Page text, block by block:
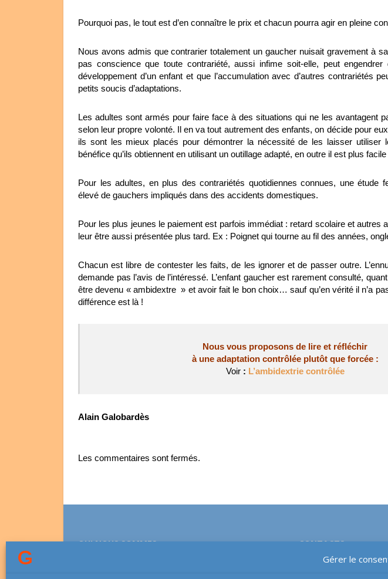
Gérer le
Pourquoi pas, le tout est d’en connaître le prix et chacun pourra agir en pleine
Nous avons admis que contrarier totalement un gaucher nuisait gravement à
pas conscience que toute contrariété, aussi infime soit-elle, peut
développement d’un enfant et que l’accumulation avec d’autres contrariétés
petits soucis d’adaptations.
Les adultes sont armés pour faire face à des situations qui ne les avantagent
selon leur propre volonté. Il en va tout autrement des enfants, on décide pour
ils sont les mieux placés pour démontrer la nécessité de les laisser utiliser
bénéfice qu’ils obtiennent en utilisant un outillage adapté, en outre il est plus
Pour les adultes, en plus des contrariétés quotidiennes connues, une étude
élevé de gauchers impliqués dans des accidents domestiques.
Pour les plus jeunes le paiement est parfois immédiat : retard scolaire et autres
leur être aussi présentée plus tard. Ex : Poignet qui tourne au fil des années,
Chacun est libre de contester les faits, de les ignorer et de passer outre.
demande pas l’avis de l’intéressé. L’enfant gaucher est rarement consulté,
être devenu « ambidextre » et avoir fait le bon choix… sauf qu’en vérité il n’a
différence est là !
Nous vous proposons de lire et réfléchir
à une adaptation contrôlée plutôt que forcée :
Voir : L’ambidextrie contrôlée
Alain Galobardès
Les commentaires sont fermés.
QUI NOUS SOMMES CONTACTS